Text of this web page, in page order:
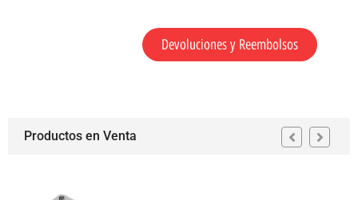
Devoluciones y Reembolsos
Productos en Venta